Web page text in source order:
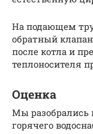
На подающем
обратный
после котла и
теплоносителя
Оценка
Мы разобрались
горячего